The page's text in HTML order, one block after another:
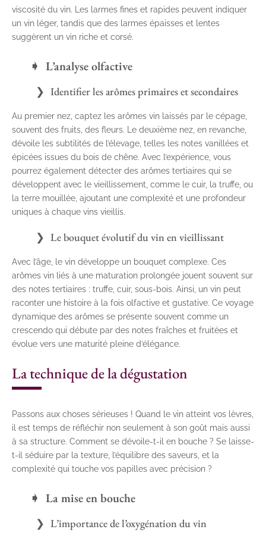
viscosité du vin. Les larmes fines et rapides peuvent indiquer
un vin léger, tandis que des larmes épaisses et lentes
suggèrent un vin riche et corsé.
L’analyse olfactive
Identifier les arômes primaires et secondaires
Au premier nez, captez les arômes vin laissés par le cépage,
souvent des fruits, des fleurs. Le deuxième nez, en revanche,
dévoile les subtilités de l’élevage, telles les notes vanillées et
épicées issues du bois de chêne. Avec l’expérience, vous
pourrez également détecter des arômes tertiaires qui se
développent avec le vieillissement, comme le cuir, la truffe, ou
la terre mouillée, ajoutant une complexité et une profondeur
uniques à chaque vins vieillis.
Le bouquet évolutif du vin en vieillissant
Avec l’âge, le vin développe un bouquet complexe. Ces
arômes vin liés à une maturation prolongée jouent souvent sur
des notes tertiaires : truffe, cuir, sous-bois. Ainsi, un vin peut
raconter une histoire à la fois olfactive et gustative. Ce voyage
dynamique des arômes se présente souvent comme un
crescendo qui débute par des notes fraîches et fruitées et
évolue vers une maturité pleine d’élégance.
La technique de la dégustation
Passons aux choses sérieuses ! Quand le vin atteint vos lèvres,
il est temps de réfléchir non seulement à son goût mais aussi
à sa structure. Comment se dévoile-t-il en bouche ? Se laisse-
t-il séduire par la texture, l’équilibre des saveurs, et la
complexité qui touche vos papilles avec précision ?
La mise en bouche
L’importance de l’oxygénation du vin